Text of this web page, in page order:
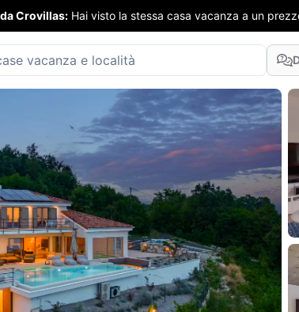
Crovillas: Hai visto la stessa casa vacanza a un